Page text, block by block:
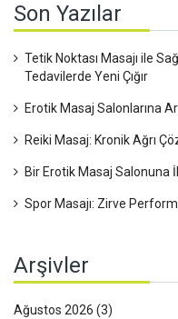
Son Yazılar
Tetik Noktası Masajı ile
Tedavilerde Yeni Çığır
Erotik Masaj Salonlarına
Reiki Masaj: Kronik Ağrı
Bir Erotik Masaj Salonuna
Spor Masajı: Zirve
Arşivler
Ağustos 2026 (3)